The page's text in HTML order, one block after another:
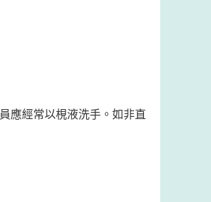
應經常以梘液洗手。如非直